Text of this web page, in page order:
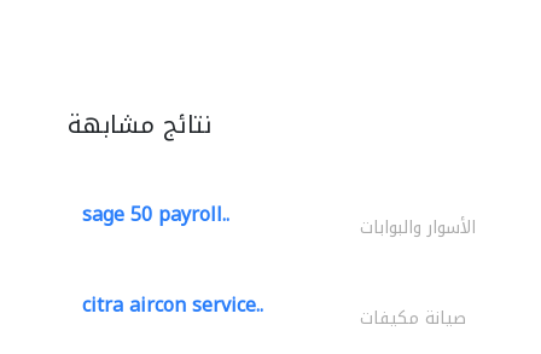
نتائج مشابهة
sage 50 payroll.. الأسوار والبوابات
citra aircon service.. صيانة مكيفات